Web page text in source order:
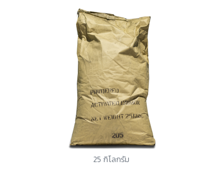
25 กิโลกรัม